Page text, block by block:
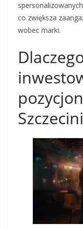
co zwiększa
wobec marki.